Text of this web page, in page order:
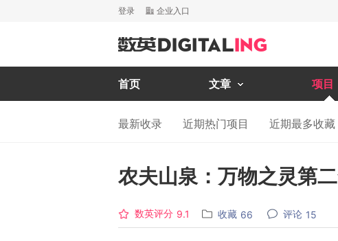
登录 企业入口
首页 文章 项目
最新收录 近期热门项目 近期最多收藏
农夫山泉：万物之灵第
数英评分 9.1 收藏 66 评论 15